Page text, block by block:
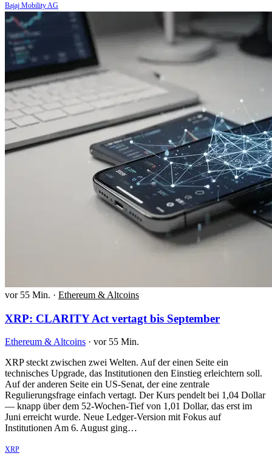
Bajaj Mobility AG
vor 55 Min. · Ethereum & Altcoins
XRP: CLARITY Act vertagt bis September
Ethereum & Altcoins · vor 55 Min.
XRP steckt zwischen zwei Welten. Auf der einen Seite ein
technisches Upgrade, das Institutionen den Einstieg erleichtern soll.
Auf der anderen Seite ein US-Senat, der eine zentrale
Regulierungsfrage einfach vertagt. Der Kurs pendelt bei 1,04 Dollar
— knapp über dem 52-Wochen-Tief von 1,01 Dollar, das erst im
Juni erreicht wurde. Neue Ledger-Version mit Fokus auf
Institutionen Am 6. August ging…
XRP